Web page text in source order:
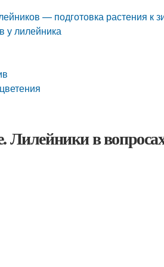
— подготовка растения к
у лилейника
Лилейники в